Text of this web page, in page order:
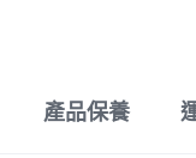
產品保養